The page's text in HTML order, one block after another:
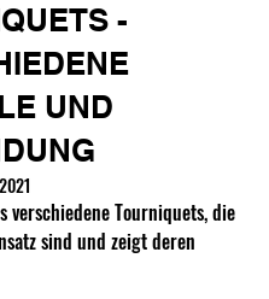
-
UND
verschiedene Tourniquets, die
sind und zeigt deren